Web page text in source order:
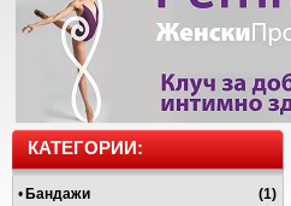
КАТЕГОРИИ:
• Бандажи
(1)